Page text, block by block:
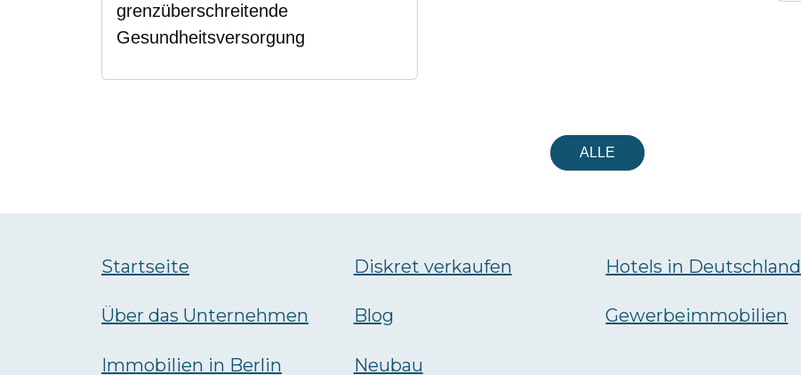
grenzüberschreitende
Gesundheitsversorgung
ALLE
Startseite
Über das Unternehmen
Immobilien in Berlin
Diskret verkaufen
Blog
Neubau
Hotels in Deutschland
Gewerbeimmobilien